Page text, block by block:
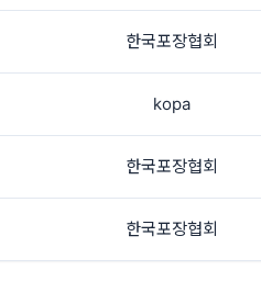
한국포장협회
kopa
한국포장협회
한국포장협회